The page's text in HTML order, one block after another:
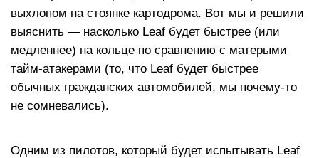
выхлопом на стоянке картодрома. Вот мы и решили
выяснить — насколько Leaf будет быстрее (или
медленнее) на кольце по сравнению с матерыми
тайм-атакерами (то, что Leaf будет быстрее
обычных гражданских автомобилей, мы почему-то
не сомневались).
Одним из пилотов, который будет испытывать Leaf